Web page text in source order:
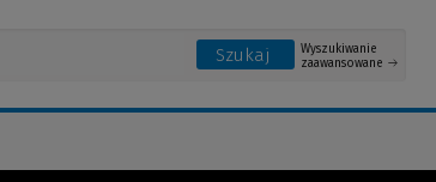
Szukaj
Wyszukiwanie
zaawansowane